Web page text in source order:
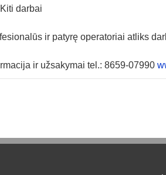
darbai
ir patyrę operatoriai atliks
ir užsakymai tel.: 8659-07990